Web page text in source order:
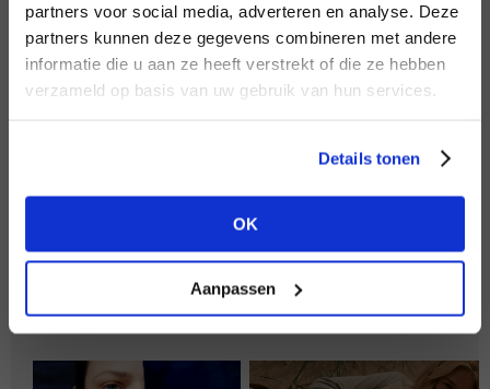
partners voor social media, adverteren en analyse. Deze
partners kunnen deze gegevens combineren met andere
informatie die u aan ze heeft verstrekt of die ze hebben
verzameld op basis van uw gebruik van hun services.
Details tonen
OK
Aanpassen
Wachtwoord
INLOGGEN
NOG GEEN ACCOUNT?
HEB JE NOG GEEN
ACCOUNT?
aan of bekijk de andere mogelijkheden.
BEKIJK ALLE OPTIES
MERK
MERK
Aaiko